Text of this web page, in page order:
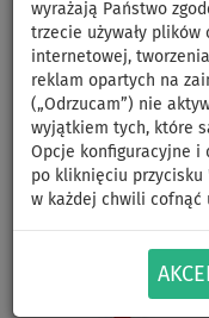
wyrażają Państwo
trzecie używały
internetowej,
reklam opartych na
(„Odrzucam”) nie
wyjątkiem tych, które
Opcje konfiguracyjne i
po kliknięciu przycisku
w każdej chwili cofnąć
11'0+
DO
-27 %
NASZ
WYBÓR
SUPER
CENA